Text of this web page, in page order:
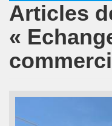
Articles
«